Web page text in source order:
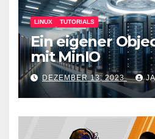
LINUX TUTORIALS
Ein eigener
mit MinIO
DEZEMBER 13, 2023